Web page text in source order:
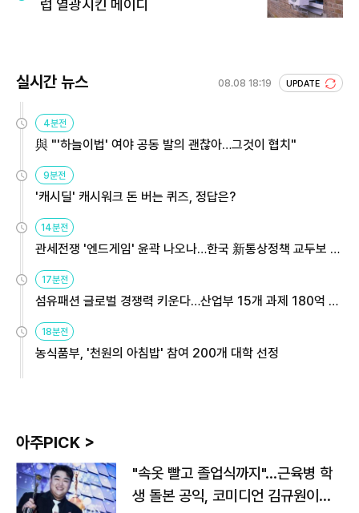
럽 열광시킨 메이디
실시간 뉴스 08.08 18:19 UPDATE
4분전
與 "'하늘이법' 여야 공동 발의 괜찮아…그것이 협치"
9분전
'캐시딜' 캐시워크 돈 버는 퀴즈, 정답은?
14분전
관세전쟁 '엔드게임' 윤곽 나오나…한국 新통상정책 교두보 활
용해야
17분전
섬유패션 글로벌 경쟁력 키운다…산업부 15개 과제 180억 지
원
18분전
농식품부, '천원의 아침밥' 참여 200개 대학 선정
아주PICK >
"속옷 빨고 졸업식까지"…근육병 학
생 돌본 공익, 코미디언 김규원이었